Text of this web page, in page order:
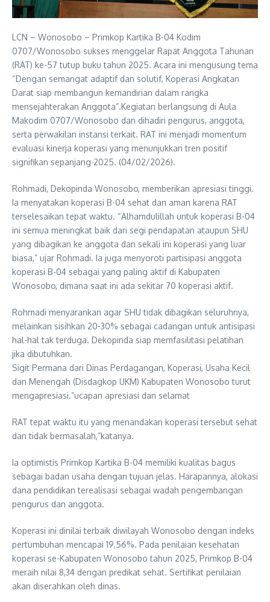
LCN – Wonosobo – Primkop Kartika B-04 Kodim
0707/Wonosobo sukses menggelar Rapat Anggota Tahunan
(RAT) ke-57 tutup buku tahun 2025. Acara ini mengusung tema
“Dengan semangat adaptif dan solutif, Koperasi Angkatan
Darat siap membangun kemandirian dalam rangka
mensejahterakan Anggota”.Kegiatan berlangsung di Aula
Makodim 0707/Wonosobo dan dihadiri pengurus, anggota,
serta perwakilan instansi terkait. RAT ini menjadi momentum
evaluasi kinerja koperasi yang menunjukkan tren positif
signifikan sepanjang 2025. (04/02/2026).
Rohmadi, Dekopinda Wonosobo, memberikan apresiasi tinggi.
Ia menyatakan koperasi B-04 sehat dan aman karena RAT
terselesaikan tepat waktu. “Alhamdulillah untuk koperasi B-04
ini semua meningkat baik dari segi pendapatan ataupun SHU
yang dibagikan ke anggota dan sekali ini koperasi yang luar
biasa,” ujar Rohmadi. Ia juga menyoroti partisipasi anggota
koperasi B-04 sebagai yang paling aktif di Kabupaten
Wonosobo, dimana saat ini ada sekitar 70 koperasi aktif.
Rohmadi menyarankan agar SHU tidak dibagikan seluruhnya,
melainkan sisihkan 20-30% sebagai cadangan untuk antisipasi
hal-hal tak terduga. Dekopinda siap memfasilitasi pelatihan
jika dibutuhkan.
Sigit Permana dari Dinas Perdagangan, Koperasi, Usaha Kecil
dan Menengah (Disdagkop UKM) Kabupaten Wonosobo turut
mengapresiasi.”ucapan apresiasi dan selamat
RAT tepat waktu itu yang menandakan koperasi tersebut sehat
dan tidak bermasalah,”katanya.
Ia optimistis Primkop Kartika B-04 memiliki kualitas bagus
sebagai badan usaha dengan tujuan jelas. Harapannya, alokasi
dana pendidikan terealisasi sebagai wadah pengembangan
pengurus dan anggota.
Koperasi ini dinilai terbaik diwilayah Wonosobo dengan indeks
pertumbuhan mencapai 19,56%. Pada penilaian kesehatan
koperasi se-Kabupaten Wonosobo tahun 2025, Primkop B-04
meraih nilai 8,34 dengan predikat sehat. Sertifikat penilaian
akan diserahkan oleh dinas.